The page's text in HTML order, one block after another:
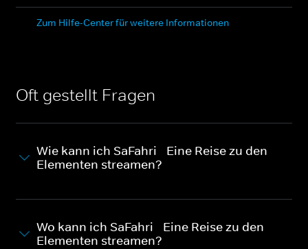
Zum Hilfe-Center für weitere Informationen
Oft gestellt Fragen
Wie kann ich SaFahri - Eine Reise zu den
Elementen streamen?
Wo kann ich SaFahri - Eine Reise zu den
Elementen streamen?